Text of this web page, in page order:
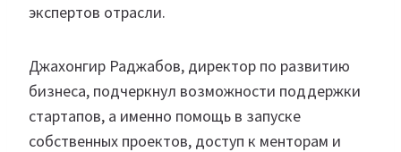
экспертов отрасли.
Джахонгир Раджабов, директор по развитию
бизнеса, подчеркнул возможности поддержки
стартапов, а именно помощь в запуске
собственных проектов, доступ к менторам и